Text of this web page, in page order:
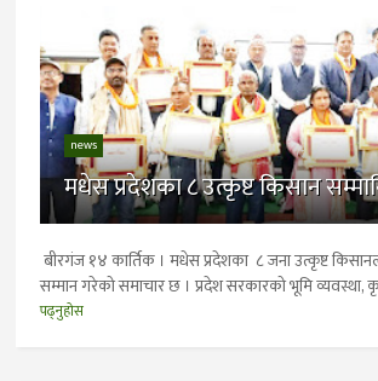
news
मधेस प्रदेशका ८ उत्कृष्ट किसान
बीरगंज १४ कार्तिक । मधेस प्रदेशका ८ जना उत्कृष्ट
सम्मान गरेको समाचार छ । प्रदेश सरकारको भूमि व्यवस्था,
पढ्नुहोस